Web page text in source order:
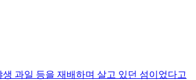
과일 등을 재배하며 살고 있던 섬이었다고